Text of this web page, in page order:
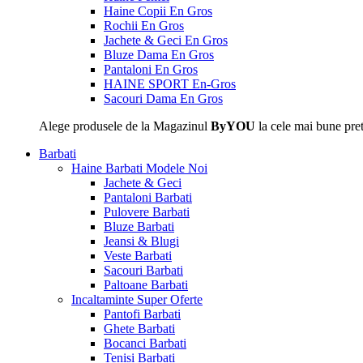
Haine Copii En Gros
Rochii En Gros
Jachete & Geci En Gros
Bluze Dama En Gros
Pantaloni En Gros
HAINE SPORT En-Gros
Sacouri Dama En Gros
Alege produsele de la Magazinul ByYOU la cele mai bune
Barbati
Haine Barbati Modele Noi
Jachete & Geci
Pantaloni Barbati
Pulovere Barbati
Bluze Barbati
Jeansi & Blugi
Veste Barbati
Sacouri Barbati
Paltoane Barbati
Incaltaminte Super Oferte
Pantofi Barbati
Ghete Barbati
Bocanci Barbati
Tenisi Barbati